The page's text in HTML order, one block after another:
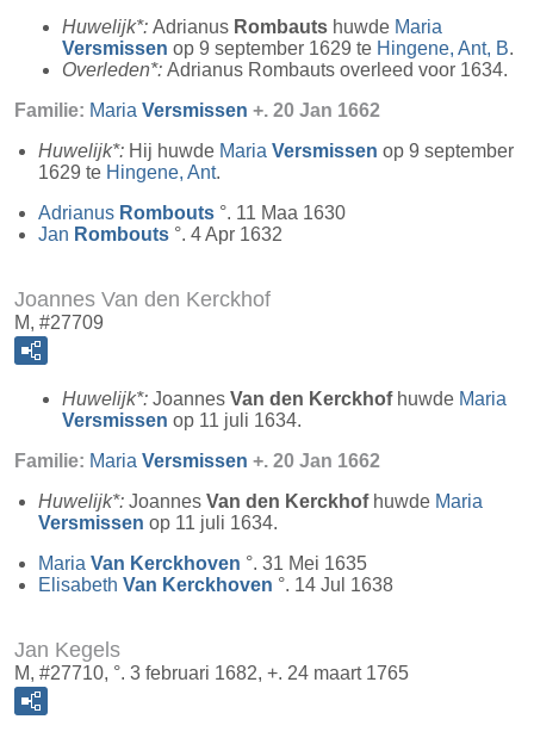
Huwelijk*: Adrianus Rombauts huwde Maria
Versmissen op 9 september 1629 te Hingene, Ant, B.
Overleden*: Adrianus Rombauts overleed voor 1634.
Familie: Maria Versmissen +. 20 Jan 1662
Huwelijk*: Hij huwde Maria Versmissen op 9 september
1629 te Hingene, Ant.
Adrianus Rombouts °. 11 Maa 1630
Jan Rombouts °. 4 Apr 1632
Joannes Van den Kerckhof
M, #27709
Huwelijk*: Joannes Van den Kerckhofhuwde Maria
Versmissen op 11 juli 1634.
Familie: Maria Versmissen +. 20 Jan 1662
Huwelijk*: Joannes Van den Kerckhofhuwde Maria
Versmissen op 11 juli 1634.
Maria Van Kerckhoven °. 31 Mei 1635
Elisabeth Van Kerckhoven °. 14 Jul 1638
Jan Kegels
M, #27710, °. 3 februari 1682, +. 24 maart 1765